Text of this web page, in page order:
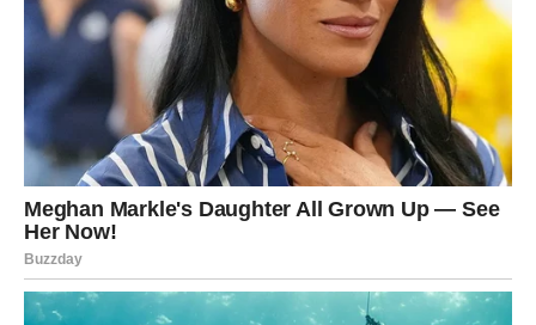
Važno je da ovog puta ne krijete emocije.
Recite ono što osjećate.
NE DONOSITE ODLUKE U
LJUTNJI
Zvijezde vam šalju još jedno upozorenje.